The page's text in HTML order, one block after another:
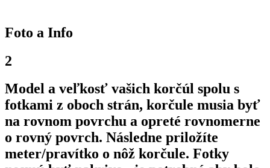
Foto a Info
2
Model a veľkosť vašich korčúl spolu s
fotkami z oboch strán, korčule musia byť
na rovnom povrchu a opreté rovnomerne
o rovný povrch. Následne priložíte
meter/pravítko o nôž korčule. Fotky